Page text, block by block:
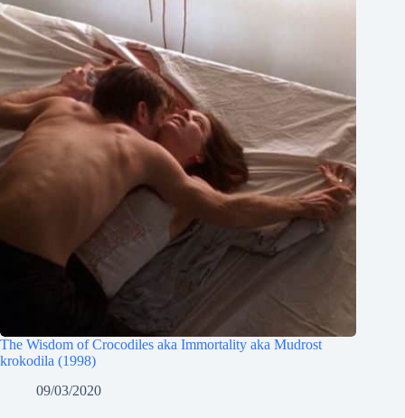
The Wisdom of Crocodiles aka Immortality aka Mudrost
krokodila (1998)
09/03/2020